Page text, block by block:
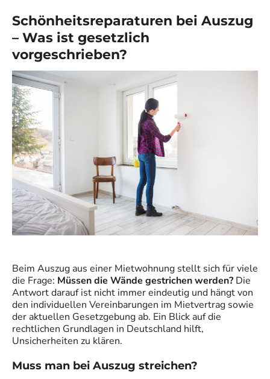
Schönheitsreparaturen bei Auszug
– Was ist gesetzlich
vorgeschrieben?
Beim Auszug aus einer Mietwohnung stellt sich für viele
die Frage: Müssen die Wände gestrichen werden? Die
Antwort darauf ist nicht immer eindeutig und hängt von
den individuellen Vereinbarungen im Mietvertrag sowie
der aktuellen Gesetzgebung ab. Ein Blick auf die
rechtlichen Grundlagen in Deutschland hilft,
Unsicherheiten zu klären.
Muss man bei Auszug streichen?